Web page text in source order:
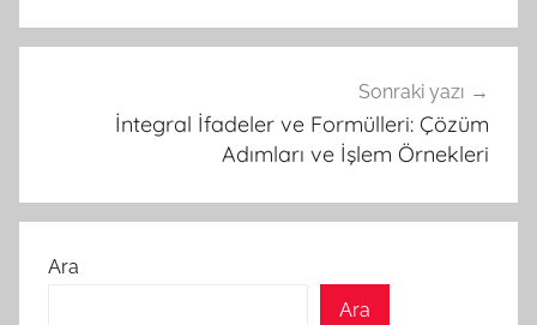
Sonraki yazı
İntegral İfadeler ve Formülleri: Çözüm
Adımları ve İşlem Örnekleri
Ara
Ara